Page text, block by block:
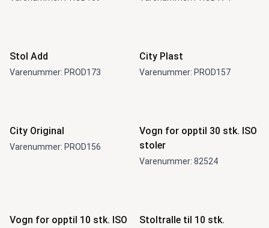
Stol Add
Varenummer: PROD173
City Plast
Varenummer: PROD157
City Original
Varenummer: PROD156
Vogn for opptil 30 stk. ISO
stoler
Varenummer: 82524
Vogn for opptil 10 stk. ISO
Stoltralle til 10 stk.